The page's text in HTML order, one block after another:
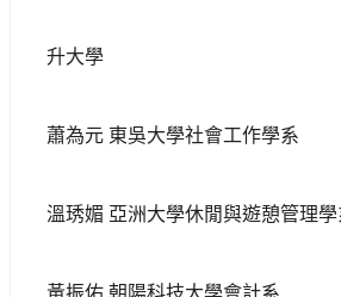
升大學
蕭為元 東吳大學社會工作學系
溫琇媚 亞洲大學休閒與遊憩管理